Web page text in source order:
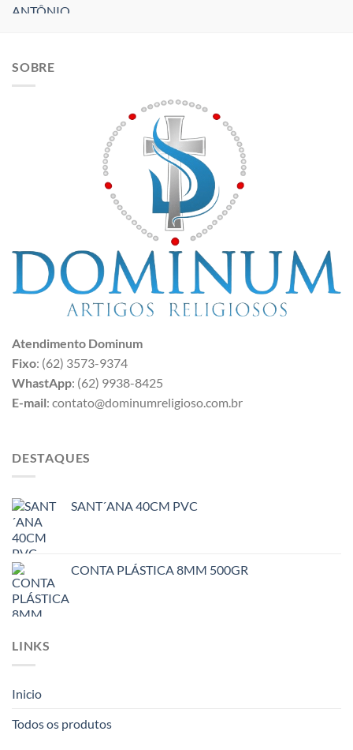
SOBRE
Atendimento Dominum
Fixo: (62) 3573-9374
WhastApp: (62) 9938-8425
E-mail: contato@dominumreligioso.com.br
DESTAQUES
SANT´ANA 40CM PVC
CONTA PLÁSTICA 8MM 500GR
LINKS
Inicio
Todos os produtos